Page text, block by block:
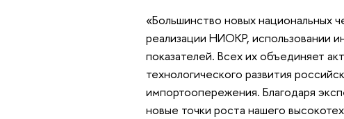
«Большинство новых национальных
реализации НИОКР, использовании
показателей. Всех их объединяет
технологического развития
импортоопережения. Благодаря
новые точки роста нашего